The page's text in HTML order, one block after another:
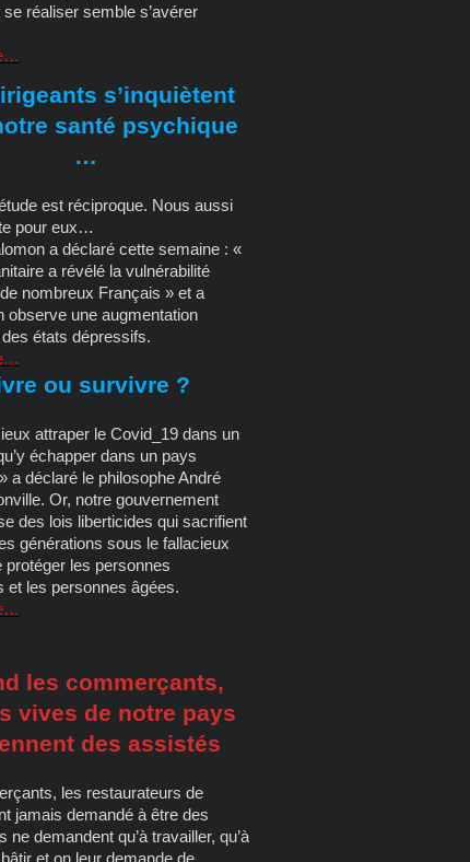
réaliser semble s’avérer
s’inquiètent
santé psychique
…
est réciproque. Nous aussi
pour eux…
a déclaré cette semaine : «
a révélé la vulnérabilité
nombreux Français » et a
observe une augmentation
états dépressifs.
ou survivre ?
attraper le Covid_19 dans un
échapper dans un pays
a déclaré le philosophe André
Or, notre gouvernement
des lois liberticides qui sacrifient
générations sous le fallacieux
protéger les personnes
et les personnes âgées.
les commerçants,
vives de notre pays
des assistés
les restaurateurs de
jamais demandé à être des
ne demandent qu’à travailler, qu’à
bâtir et on leur demande de